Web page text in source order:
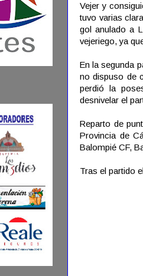
Vejer y
tuvo varias
gol anulado a
vejeriego, ya
En la segunda
no dispuso de
perdió la
desnivelar el
Reparto de
Provincia de
Balompié CF,
Tras el partido